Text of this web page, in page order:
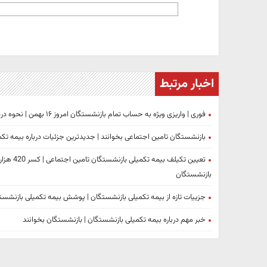
اخبار مرتبط
فوری | واریزی ویژه به حساب تمام بازنشستگان امروز ۱۶ بهمن | نحوه دریافت هزینه از بیمه تکمیلی اعلام شد + جزییات
بازنشستگان تامین اجتماعی بخوانند | جدیدترین جزئیات درباره
بازنشستگان
جزییات تازه از بیمه تکمیلی بازنشستگان | پوشش بیمه تکمیلی
خبر مهم درباره بیمه تکمیلی بازنشستگان | بازنشستگان بخوانند